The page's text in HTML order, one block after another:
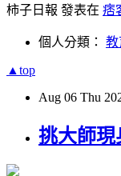
柿子日報 發表在 痞
個人分類： 教
▲top
Aug 06 Thu
挑大師現